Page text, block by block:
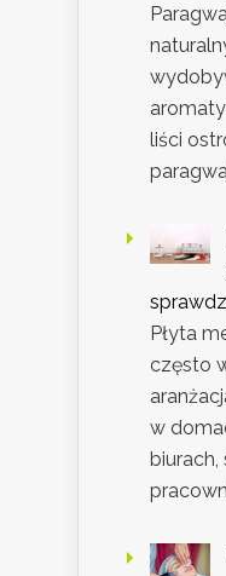
liści
Płyta
często
w